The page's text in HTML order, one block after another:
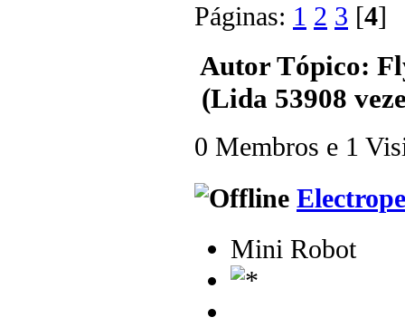
Páginas: 1 2 3 [4
AutorTópico:
(Lida 53908
0 Membros e 1
Mini Robot